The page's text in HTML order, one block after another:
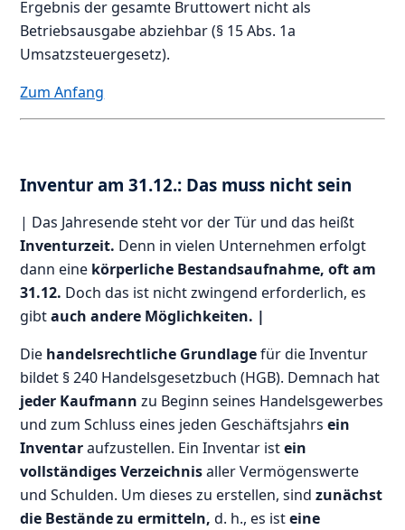
Ergebnis der gesamte Bruttowert nicht als
Betriebsausgabe abziehbar (§ 15 Abs. 1a
Umsatzsteuergesetz).
Zum Anfang
Inventur am 31.12.: Das muss nicht sein
| Das Jahresende steht vor der Tür und das heißt
Inventurzeit. Denn in vielen Unternehmen erfolgt
dann eine körperliche Bestandsaufnahme, oft am
31.12. Doch das ist nicht zwingend erforderlich, es
gibtauch andere Möglichkeiten. |
Die handelsrechtliche Grundlagefür die Inventur
bildet § 240 Handelsgesetzbuch (HGB). Demnach hat
jeder Kaufmann zu Beginn seines Handelsgewerbes
und zum Schluss eines jeden Geschäftsjahrsein
Inventaraufzustellen. Ein Inventar istein
vollständiges Verzeichnisaller Vermögenswerte
und Schulden. Um dieses zu erstellen, sindzunächst
die Bestände zu ermitteln, d. h., es isteine